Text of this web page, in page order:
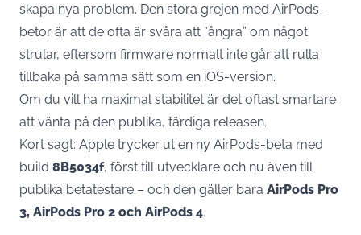
skapa nya problem. Den stora grejen med AirPods-
betor är att de ofta är svåra att ”ångra” om något
strular, eftersom firmware normalt inte går att rulla
tillbaka på samma sätt som en iOS-version.
Om du vill ha maximal stabilitet är det oftast smartare
att vänta på den publika, färdiga releasen.
Kort sagt: Apple trycker ut en ny AirPods-beta med
build 8B5034f, först till utvecklare och nu även till
publika betatestare – och den gäller bara AirPods Pro
3, AirPods Pro 2 och AirPods 4.